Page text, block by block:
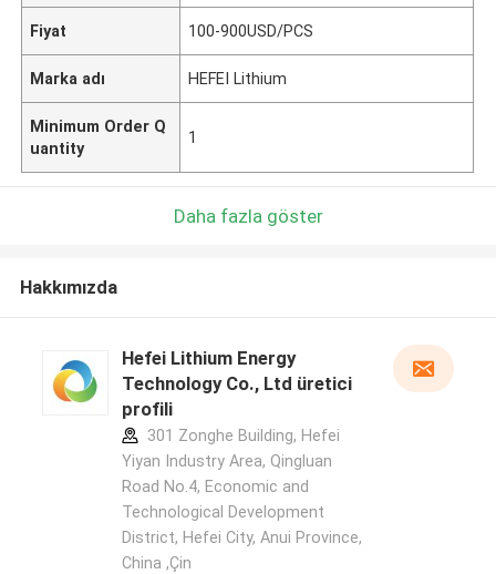
Fiyat 100-900USD/PCS
Marka adı HEFEI Lithium
Minimum Order Q
uantity
1
Daha fazla göster
Hakkımızda
Hefei Lithium Energy
Technology Co., Ltd üretici
profili
301 Zonghe Building, Hefei
Yiyan Industry Area, Qingluan
Road No.4, Economic and
Technological Development
District, Hefei City, Anui Province,
China ,Çin